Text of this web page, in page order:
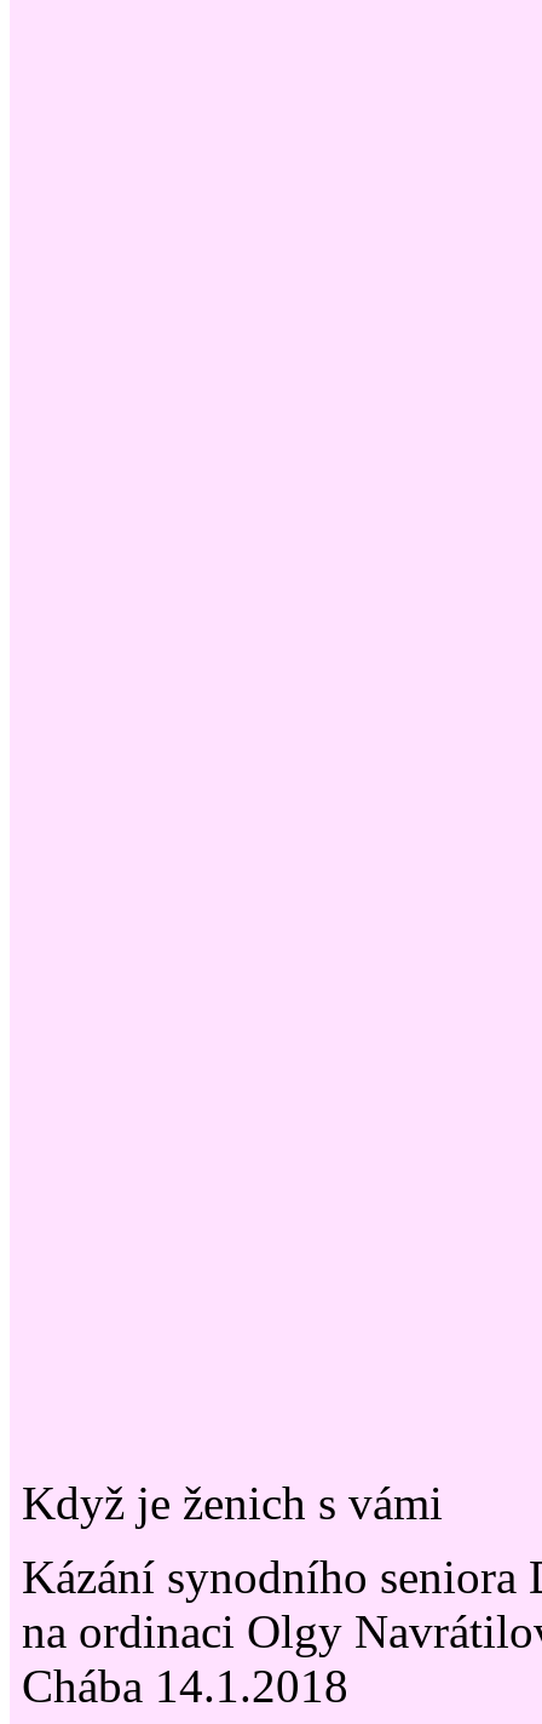
Když je ženich s vámi
Kázání synodního seniora
na ordinaci Olgy
Chába 14.1.2018